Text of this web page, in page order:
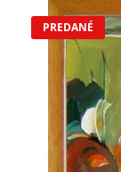
PREDANÉ